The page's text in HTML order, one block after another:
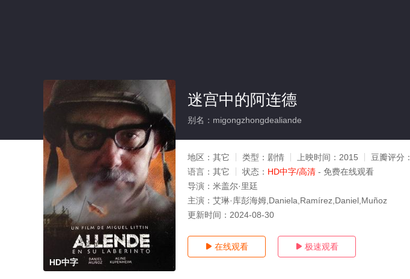
HD中字
迷宫中的阿连德
别名：migongzhongdealiande
地区： 其它 类型： 剧情 上映时间： 2015 豆瓣评分：
语言： 其它 状态： HD中字/高清 - 免费在线观看
导演： 米盖尔·里廷
主演： 艾琳·库彭海姆,Daniela,Ramírez,Daniel,Muñoz
更新时间： 2024-08-30
 在线观看  极速观看